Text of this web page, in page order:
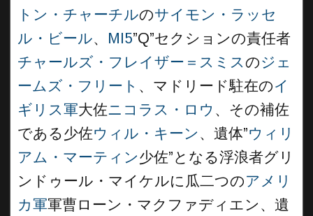
トン・チャーチルのサイモン・ラッセ
ル・ビール、 MI5”Q”セクションの責任者
チャールズ・フレイザー＝スミスのジェ
ームズ・フリート 、マドリード駐在のイ
ギリス軍大佐ニコラス・ロウ 、その補佐
である少佐ウィル・キーン 、遺体”ウィリ
アム・マーティン少佐”となる浮浪者グリ
ンドゥール・マイケルに瓜二つのアメリ
カ軍軍曹ローン・マクファディエン、遺